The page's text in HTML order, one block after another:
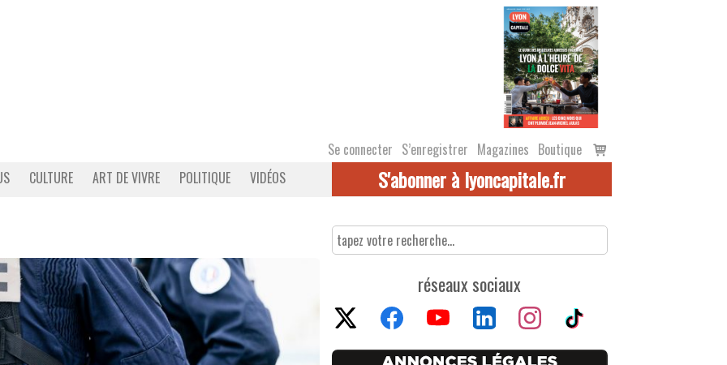
Se connecter S’enregistrer Magazines Boutique
Voir
le
CULTURE ART DE VIVRE POLITIQUE VIDÉOS S'abonner à lyoncapitale.fr
réseaux sociaux